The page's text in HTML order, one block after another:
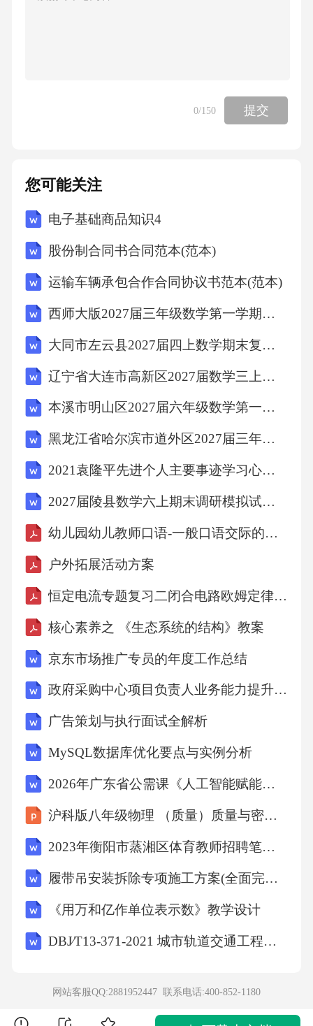
基础形式钢筋混凝土筏板基础
6结构形式主体形式
屋盖结构形式全现浇钢筋混凝土楼板
冬施期间计划
施工部位
工程项目施工时间合计时间
2、3、4号楼防水板钢筋安装
2、3、4号楼防水板混凝土
1号楼剪力墙、柱施工
2、3、4号楼剪力墙、柱施工
2、3、4号楼地下室顶板施工
3o5劳动组织
工种人数（个）工种人数
0/150 提交
您可能关注
电子基础商品知识4
股份制合同书合同范本(范本)
运输车辆承包合作合同协议书范本(范本)
西师大版2027届三年级数学第一学期期末调研试题含解析
大同市左云县2027届四上数学期末复习检测模拟试题含解析
辽宁省大连市高新区2027届数学三上期末达标检测模拟试题含解析
本溪市明山区2027届六年级数学第一学期期末统考模拟试题含解析
黑龙江省哈尔滨市道外区2027届三年级数学第一学期期末检测试题含解析
2021袁隆平先进个人主要事迹学习心得体会5篇
2027届陵县数学六上期末调研模拟试题含解析
幼儿园幼儿教师口语-一般口语交际的基础训练
户外拓展活动方案
恒定电流专题复习二闭合电路欧姆定律-电路的分析
核心素养之 《生态系统的结构》教案
京东市场推广专员的年度工作总结
政府采购中心项目负责人业务能力提升指南
广告策划与执行面试全解析
MySQL数据库优化要点与实例分析
2026年广东省公需课《人工智能赋能高质量发展》试题及答案
沪科版八年级物理 （质量）质量与密度教师教学课件
2023年衡阳市蒸湘区体育教师招聘笔试模拟试题及答案
履带吊安装拆除专项施工方案(全面完整版)
《用万和亿作单位表示数》教学设计
DBJ∕T13-371-2021 城市轨道交通工程质量安全文明标准化施工管理标准
网站客服QQ:2881952447 联系电话:400-852-1180